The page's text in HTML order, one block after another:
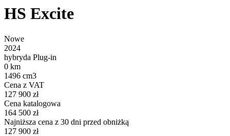
HS Excite
Nowe
2024
hybryda Plug-in
0 km
1496 cm3
Cena z VAT
127 900 zł
Cena katalogowa
164 500 zł
Najniższa cena z 30 dni przed obniżką
127 900 zł